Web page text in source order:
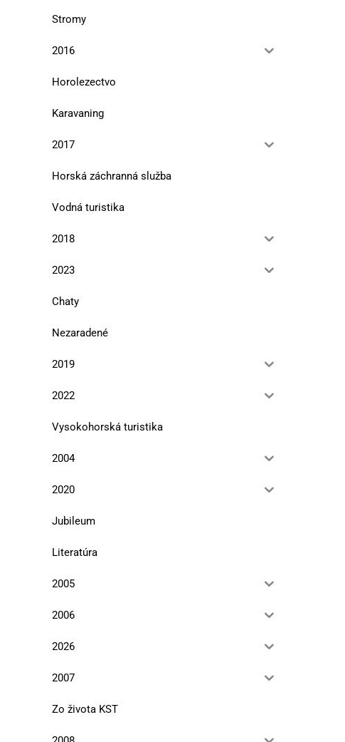
Stromy
2016
Horolezectvo
Karavaning
2017
Horská záchranná služba
Vodná turistika
2018
2023
Chaty
Nezaradené
2019
2022
Vysokohorská turistika
2004
2020
Jubileum
Literatúra
2005
2006
2026
2007
Zo života KST